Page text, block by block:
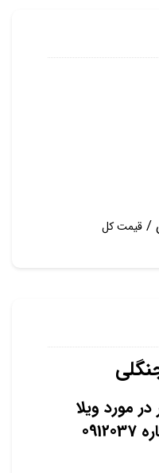
قیمت کل
مورد ویلا
های نور و چمستان با شماره 0912037